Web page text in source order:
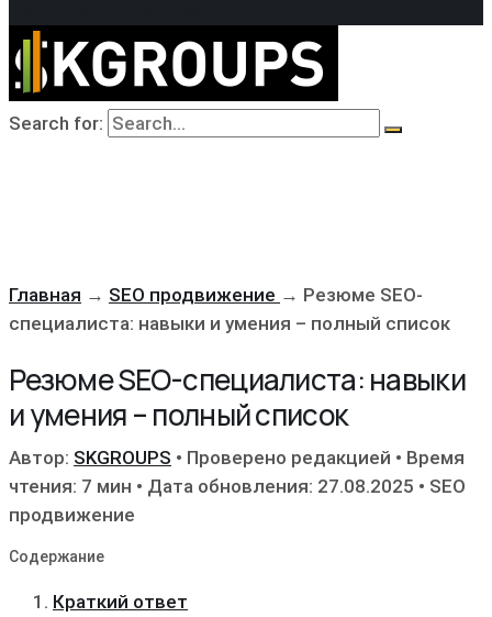
Search for:
Главная → SEO продвижение → Резюме SEO-
специалиста: навыки и умения – полный список
Резюме SEO-специалиста: навыки
и умения – полный список
Автор: SKGROUPS • Проверено редакцией • Время
чтения: 7 мин • Дата обновления: 27.08.2025 • SEO
продвижение
Содержание
Краткий ответ